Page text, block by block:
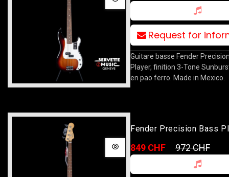
Request for
Guitare basse Fender
Player, finition 3-Tone
en pao ferro. Made in Mexico.
Fender Precision Bass
849 CHF 972 CHF